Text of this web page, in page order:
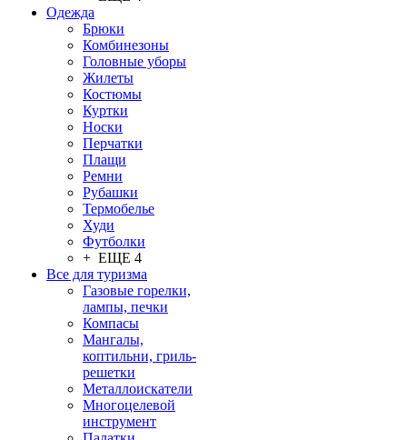
Одежда
Брюки
Комбинезоны
Головные уборы
Жилеты
Костюмы
Куртки
Носки
Перчатки
Плащи
Ремни
Рубашки
Термобелье
Худи
Футболки
+ ЕЩЕ 4
Все для туризма
Газовые горелки,
лампы, печки
Компасы
Мангалы,
коптильни, гриль-
решетки
Металлоискатели
Многоцелевой
инструмент